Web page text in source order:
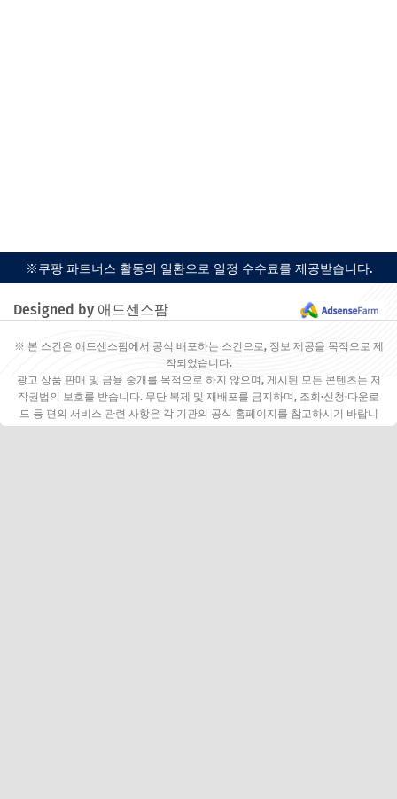
※쿠팡 파트너스 활동의 일환으로 일정 수수료를 제공받습니다.
Designed by 애드센스팜
※ 본 스킨은 애드센스팜에서 공식 배포하는 스킨으로, 정보 제공을 목적으로 제
작되었습니다.
광고 상품 판매 및 금융 중개를 목적으로 하지 않으며, 게시된 모든 콘텐츠는 저
작권법의 보호를 받습니다. 무단 복제 및 재배포를 금지하며, 조회·신청·다운로
드 등 편의 서비스 관련 사항은 각 기관의 공식 홈페이지를 참고하시기 바랍니
다.